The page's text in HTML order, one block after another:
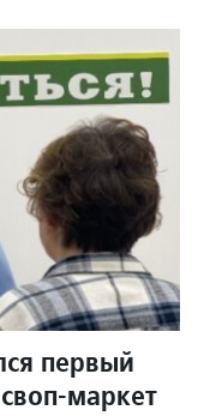
первый
маркет